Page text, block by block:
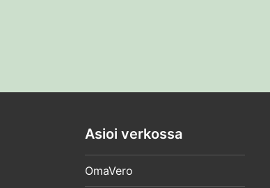
Asioi verkossa
OmaVero